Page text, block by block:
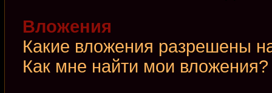
Вложения
Какие вложения разрешены
Как мне найти мои вложения?